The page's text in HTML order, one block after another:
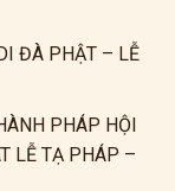
ĐÀ PHẬT – LỄ
PHÁP HỘI
LỄ TẠ PHÁP –